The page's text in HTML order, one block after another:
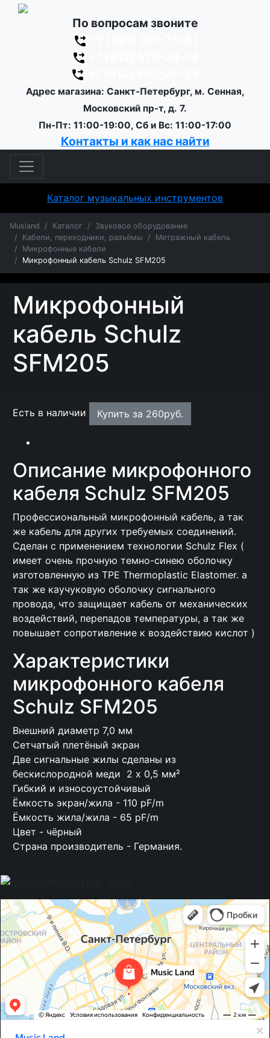
По вопросам звоните
Адрес магазина: Санкт-Петербург, м. Сенная,
Московский пр-т, д. 7.
Пн-Пт: 11:00-19:00, Сб и Вс: 11:00-17:00
Контакты и как нас найти
Каталог музыкальных инструментов
Musland Каталог
Звуковое оборудование
Кабели, переходники, разъёмы
Метражный кабель
Микрофонные кабели
Микрофонный кабель Schulz SFM205
Микрофонный
кабель Schulz
SFM205
Есть в наличии Купить за 260руб.
Описание микрофонного
кабеля Schulz SFM205
Профессиональный микрофонный кабель, а так
же кабель для других требуемых соединений.
Сделан с применением технологии Schulz Flex (
имеет очень прочную темно-синею оболочку
изготовленную из TPE Thermoplastic Elastomer. а
так же каучуковую оболочку сигнального
провода, что защищает кабель от механических
воздействий, перепадов температуры, а так же
повышает сопротивление к воздействию кислот )
Характеристики
микрофонного кабеля
Schulz SFM205
Внешний диаметр 7,0 мм
Сетчатый плетёный экран
Две сигнальные жилы сделаны из
бескислородной меди 2 x 0,5 мм²
Гибкий и износоустойчивый
Ёмкость экран/жила - 110 pF/m
Ёмкость жила/жила - 65 pF/m
Цвет - чёрный
Страна производитель - Германия.